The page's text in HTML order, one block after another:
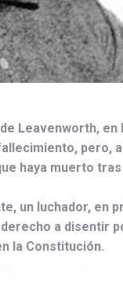
Leavenworth, en
pero,
haya muerto
un luchador, en
a disentir
la Constitución.